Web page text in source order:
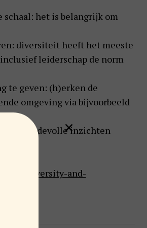
het is belangrijk om
diversiteit heeft het meeste
leiderschap de norm
te geven: (h)erken de
omgeving via bijvoorbeeld
kan waardevolle inzichten
diversity-and-